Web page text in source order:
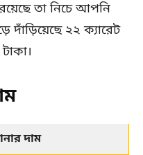
তা নিচে আপনি
দাঁড়িয়েছে ২২ ক্যারেট
দাম